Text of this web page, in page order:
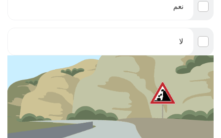
نعم
لا